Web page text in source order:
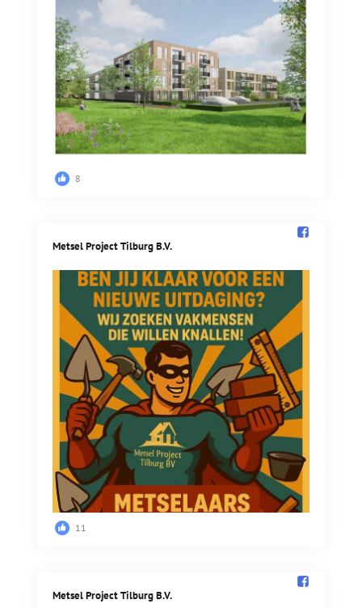
8
Metsel Project Tilburg B.V.️
11
Metsel Project Tilburg B.V.️